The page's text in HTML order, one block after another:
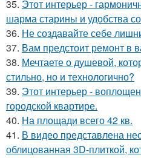
35. Этот интерьер -
шарма старины и удобства
36. Не создавайте себе
37. Вам предстоит ремонт в
38. Мечтаете о душевой,
стильно, но и технологично?
39. Этот интерьер -
городской квартире.
40. На площади всего 42 кв.
41. В видео представлена
облицованная 3D-плиткой,